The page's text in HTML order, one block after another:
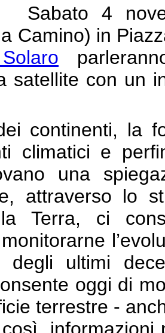
Sabato 4
Camino) in
satellite con un
continenti, la
climatici e
una
attraverso lo
Terra, ci
degli ultimi
oggi di
terrestre -